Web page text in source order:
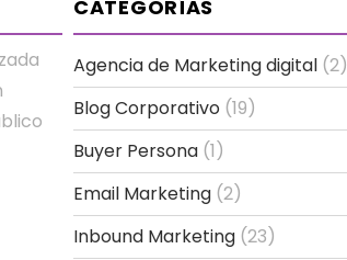
CATEGORÍAS
Agencia de Marketing digital(2)
Blog Corporativo (19)
Buyer Persona(1)
Email Marketing(2)
Inbound Marketing(23)